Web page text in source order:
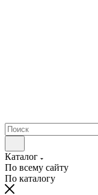
Каталог
По всему сайту
По каталогу